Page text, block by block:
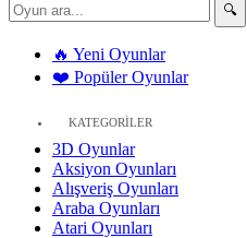
🔍
🔥 Yeni Oyunlar
❤️ Popüler Oyunlar
KATEGORİLER
3D Oyunlar
Aksiyon Oyunları
Alışveriş Oyunları
Araba Oyunları
Atari Oyunları